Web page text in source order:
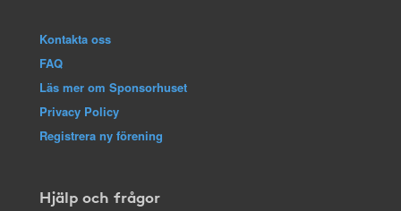
Kontakta oss
FAQ
Läs mer om Sponsorhuset
Privacy Policy
Registrera ny förening
Hjälp och frågor